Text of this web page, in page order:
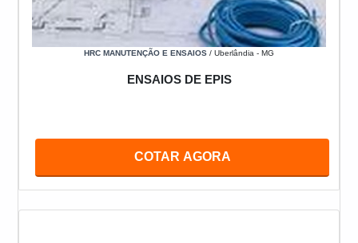
HRC MANUTENÇÃO E ENSAIOS / Uberlândia - MG
ENSAIOS DE EPIS
COTAR AGORA